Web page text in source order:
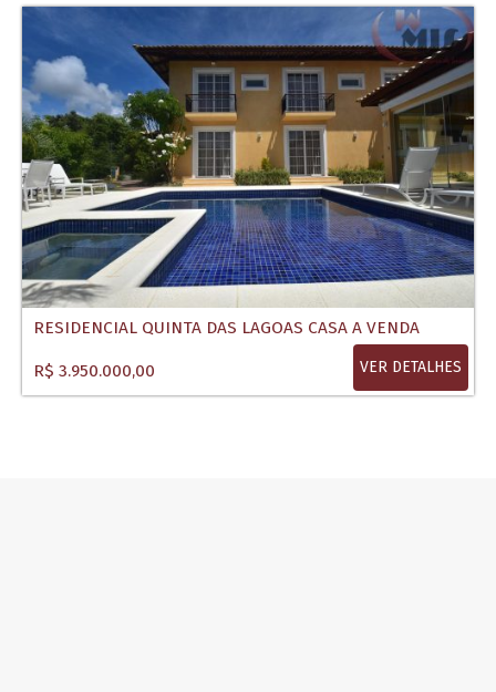
RESIDENCIAL QUINTA DAS LAGOAS CASA A VENDA
R$ 3.950.000,00 VER DETALHES